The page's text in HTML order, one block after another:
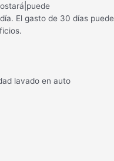
El gasto de 30 días puede
lavado en auto